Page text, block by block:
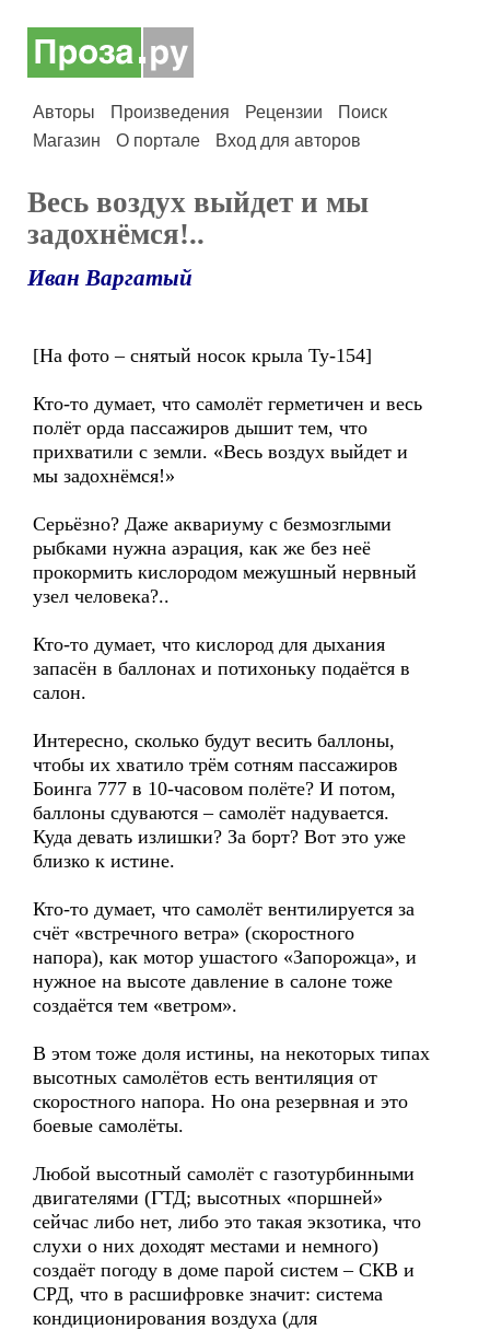
Авторы Произведения Рецензии
Поиск
Магазин
О портале Вход для авторов
Весь воздух выйдет и мы
задохнёмся!..
Иван Варгатый
[На фото – снятый носок крыла Ту-154]
Кто-то думает, что самолёт герметичен и весь
полёт орда пассажиров дышит тем, что
прихватили с земли. «Весь воздух выйдет и
мы задохнёмся!»
Серьёзно? Даже аквариуму с безмозглыми
рыбками нужна аэрация, как же без неё
прокормить кислородом межушный нервный
узел человека?..
Кто-то думает, что кислород для дыхания
запасён в баллонах и потихоньку подаётся в
салон.
Интересно, сколько будут весить баллоны,
чтобы их хватило трём сотням пассажиров
Боинга 777 в 10-часовом полёте? И потом,
баллоны сдуваются – самолёт надувается.
Куда девать излишки? За борт? Вот это уже
близко к истине.
Кто-то думает, что самолёт вентилируется за
счёт «встречного ветра» (скоростного
напора), как мотор ушастого «Запорожца», и
нужное на высоте давление в салоне тоже
создаётся тем «ветром».
В этом тоже доля истины, на некоторых типах
высотных самолётов есть вентиляция от
скоростного напора. Но она резервная и это
боевые самолёты.
Любой высотный самолёт с газотурбинными
двигателями (ГТД; высотных «поршней»
сейчас либо нет, либо это такая экзотика, что
слухи о них доходят местами и немного)
создаёт погоду в доме парой систем – СКВ и
СРД, что в расшифровке значит: система
кондиционирования воздуха (для